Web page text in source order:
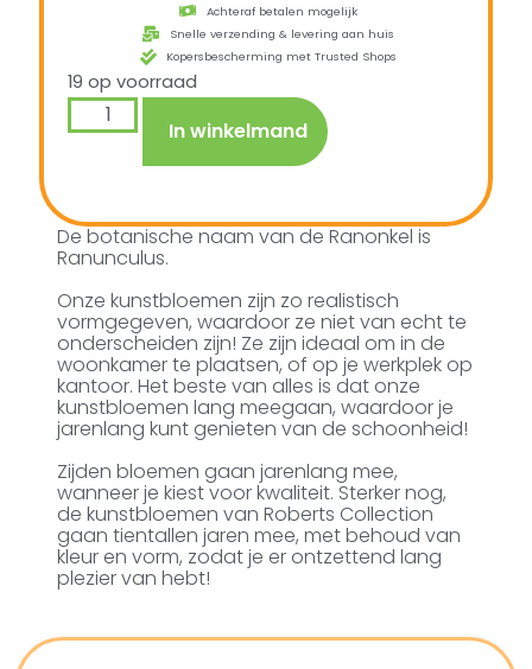
Achteraf betalen mogelijk
Snelle verzending & levering aan huis
Kopersbescherming met Trusted Shops
19 op voorraad
In winkelmand
De botanische naam van de Ranonkel is
Ranunculus.
Onze kunstbloemen zijn zo realistisch
vormgegeven, waardoor ze niet van echt te
onderscheiden zijn! Ze zijn ideaal om in de
woonkamer te plaatsen, of op je werkplek op
kantoor. Het beste van alles is dat onze
kunstbloemen lang meegaan, waardoor je
jarenlang kunt genieten van de schoonheid!
Zijden bloemen gaan jarenlang mee,
wanneer je kiest voor kwaliteit. Sterker nog,
de kunstbloemen van Roberts Collection
gaan tientallen jaren mee, met behoud van
kleur en vorm, zodat je er ontzettend lang
plezier van hebt!